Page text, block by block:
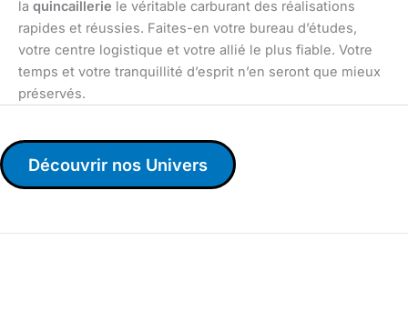
la quincaillerie le véritable carburant des réalisations
rapides et réussies. Faites-en votre bureau d’études,
votre centre logistique et votre allié le plus fiable. Votre
temps et votre tranquillité d’esprit n’en seront que mieux
préservés.
Découvrir nos Univers